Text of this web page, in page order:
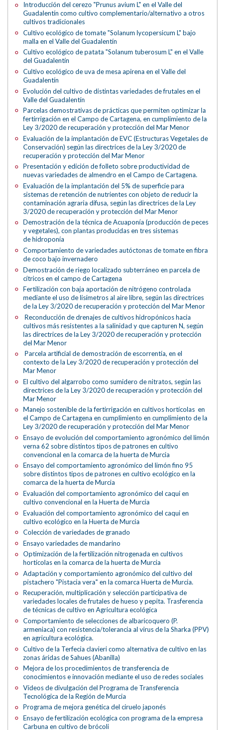
Introducción del cerezo "Prunus avium L" en el Valle del
Guadalentín como cultivo complementario/alternativo a otros
cultivos tradicionales
Cultivo ecológico de tomate "Solanum lycopersicum L" bajo
malla en el Valle del Guadalentín
Cultivo ecológico de patata "Solanum tuberosum L" en el Valle
del Guadalentín
Cultivo ecológico de uva de mesa apirena en el Valle del
Guadalentín
Evolución del cultivo de distintas variedades de frutales en el
Valle del Guadalentín
Parcelas demostrativas de prácticas que permiten optimizar la
fertirrigación en el Campo de Cartagena, en cumplimiento de la
Ley 3/2020 de recuperación y protección del Mar Menor
Evaluación de la implantación de EVC (Estructuras Vegetales de
Conservación) según las directrices de la Ley 3/2020 de
recuperación y protección del Mar Menor
Presentación y edición de folleto sobre productividad de
nuevas variedades de almendro en el Campo de Cartagena.
Evaluación de la implantación del 5% de superficie para
sistemas de retención de nutrientes con objeto de reducir la
contaminación agraria difusa, según las directrices de la Ley
3/2020 de recuperación y protección del Mar Menor
Demostración de la técnica de Acuaponía (producción de peces
y vegetales), con plantas producidas en tres sistemas
de hidroponía
Comportamiento de variedades autóctonas de tomate en fibra
de coco bajo invernadero
Demostración de riego localizado subterráneo en parcela de
cítricos en el campo de Cartagena
Fertilización con baja aportación de nitrógeno controlada
mediante el uso de lisímetros al aire libre, según las directrices
de la Ley 3/2020 de recuperación y protección del Mar Menor
Reconducción de drenajes de cultivos hidropónicos hacia
cultivos más resistentes a la salinidad y que capturen N, según
las directrices de la Ley 3/2020 de recuperación y protección
del Mar Menor
Parcela artificial de demostración de escorrentía, en el
contexto de la Ley 3/2020 de recuperación y protección del
Mar Menor
El cultivo del algarrobo como sumidero de nitratos, según las
directrices de la Ley 3/2020 de recuperación y protección del
Mar Menor
Manejo sostenible de la fertirrigación en cultivos hortícolas en
el Campo de Cartagena en cumplimiento en cumplimiento de la
Ley 3/2020 de recuperación y protección del Mar Menor
Ensayo de evolución del comportamiento agronómico del limón
verna 62 sobre distintos tipos de patrones en cultivo
convencional en la comarca de la huerta de Murcia
Ensayo del comportamiento agronómico del limón fino 95
sobre distintos tipos de patrones en cultivo ecológico en la
comarca de la huerta de Murcia
Evaluación del comportamiento agronómico del caqui en
cultivo convencional en la Huerta de Murcia
Evaluación del comportamiento agronómico del caqui en
cultivo ecológico en la Huerta de Murcia
Colección de variedades de granado
Ensayo variedades de mandarino
Optimización de la fertilización nitrogenada en cultivos
hortícolas en la comarca de la huerta de Murcia
Adaptación y comportamiento agronómico del cultivo del
pistachero "Pistacia vera" en la comarca Huerta de Murcia.
Recuperación, multiplicación y selección participativa de
variedades locales de frutales de hueso y pepita. Trasferencia
de técnicas de cultivo en Agricultura ecológica
Comportamiento de selecciones de albaricoquero (P.
armeniaca) con resistencia/tolerancia al virus de la Sharka (PPV)
en agricultura ecológica.
Cultivo de la Terfecia clavieri como alternativa de cultivo en las
zonas áridas de Sahues (Abanilla)
Mejora de los procedimientos de transferencia de
conocimientos e innovación mediante el uso de redes sociales
Vídeos de divulgación del Programa de Transferencia
Tecnológica de la Región de Murcia
Programa de mejora genética del ciruelo japonés
Ensayo de fertilización ecológica con programa de la empresa
Carbuna en cultivo de brócoli